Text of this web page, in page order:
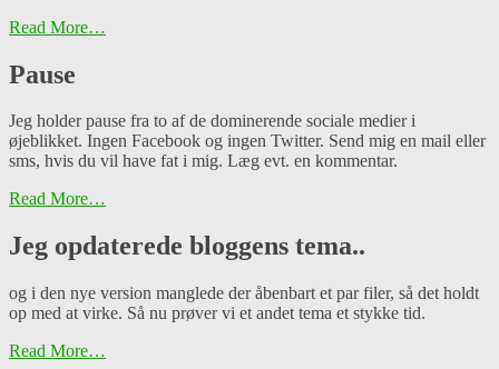
Read More…
Pause
Jeg holder pause fra to af de dominerende sociale medier i
øjeblikket. Ingen Facebook og ingen Twitter. Send mig en mail eller
sms, hvis du vil have fat i mig. Læg evt. en kommentar.
Read More…
Jeg opdaterede bloggens tema..
og i den nye version manglede der åbenbart et par filer, så det holdt
op med at virke. Så nu prøver vi et andet tema et stykke tid.
Read More…